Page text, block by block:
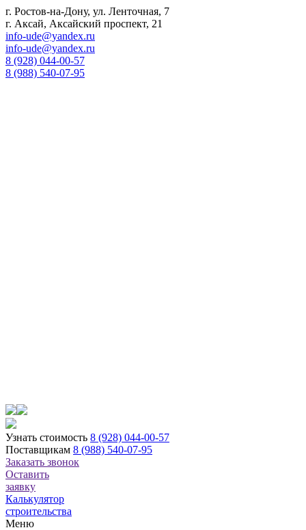
г. Ростов-на-Дону, ул. Ленточная, 7
г. Аксай, Аксайский проспект, 21
info-ude@yandex.ru
info-ude@yandex.ru
8 (928) 044-00-57
8 (988) 540-07-95
Узнать стоимость 8 (928) 044-00-57
Поставщикам 8 (988) 540-07-95
Заказать звонок
Оставить
заявку
Калькулятор
строительства
Меню